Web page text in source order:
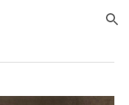
Skip to navigation